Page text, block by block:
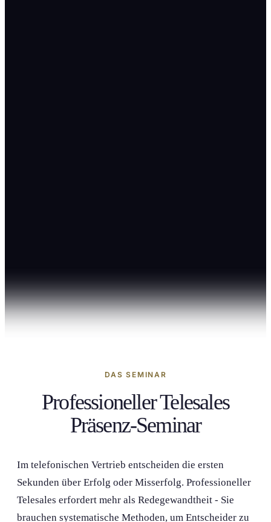
DAS SEMINAR
Professioneller Telesales
Präsenz-Seminar
Im telefonis­chen Vertrieb entscheiden die ersten
Sekunden über Erfolg oder Misserfolg. Professioneller
Telesales erfordert mehr als Redegewandtheit - Sie
brauchen systematische Methoden, um Entscheider zu